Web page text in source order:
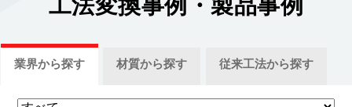
工法変換事例 ・製品事例
業界から探す 材質から探す 従来工法から探す